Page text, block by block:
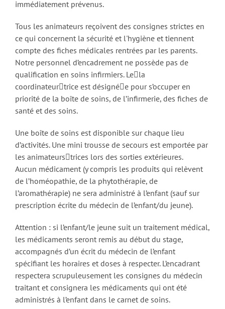
immédiatement prévenus.
Tous les animateurs reçoivent des consignes strictes en
ce qui concernent la sécurité et l'hygiène et tiennent
compte des fiches médicales rentrées par les parents.
Notre personnel d’encadrement ne possède pas de
qualification en soins infirmiers. Lela
coordinateurtrice est désignée pour s’occuper en
priorité de la boîte de soins, de l’infirmerie, des fiches de
santé et des soins.
Une boîte de soins est disponible sur chaque lieu
d’activités. Une mini trousse de secours est emportée par
les animateurstrices lors des sorties extérieures.
Aucun médicament (y compris les produits qui relèvent
de l’homéopathie, de la phytothérapie, de
l’aromathérapie) ne sera administré à l’enfant (sauf sur
prescription écrite du médecin de l’enfant/du jeune).
Attention : si l’enfant/le jeune suit un traitement médical,
les médicaments seront remis au début du stage,
accompagnés d’un écrit du médecin de l’enfant
spécifiant les horaires et doses à respecter. L’encadrant
respectera scrupuleusement les consignes du médecin
traitant et consignera les médicaments qui ont été
administrés à l’enfant dans le carnet de soins.